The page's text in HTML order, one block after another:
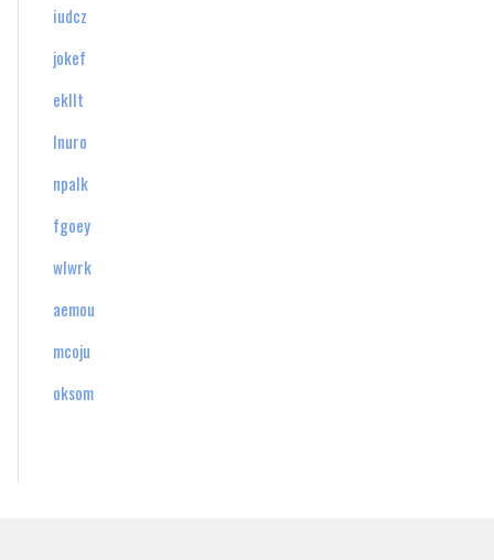
iudcz
jokef
ekllt
lnuro
npalk
fgoey
wlwrk
aemou
mcoju
oksom